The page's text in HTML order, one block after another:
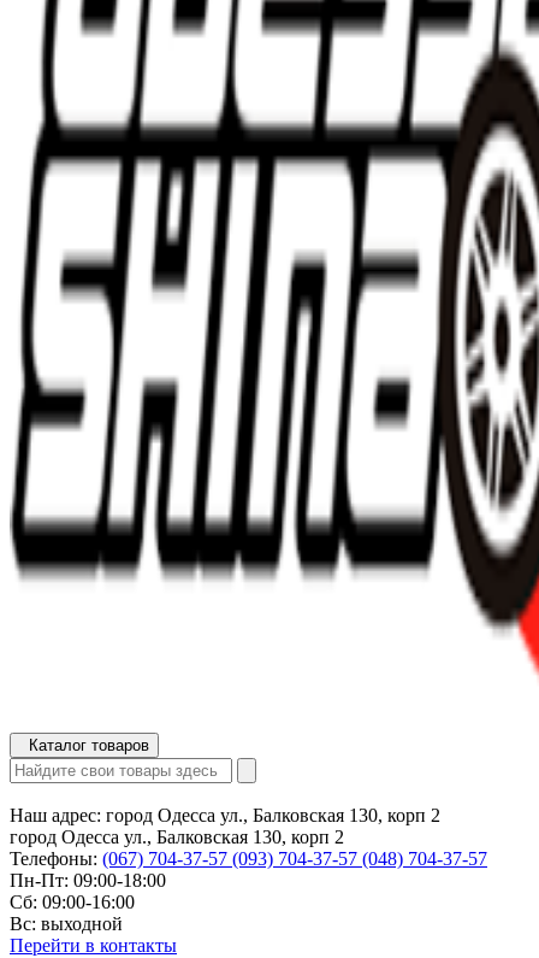
Каталог товаров
Наш адрес: город Одесса ул., Балковская 130, корп 2
город Одесса ул., Балковская 130, корп 2
Телефоны: (067) 704-37-57 (093) 704-37-57 (048) 704-37-57
Пн-Пт: 09:00-18:00
Сб: 09:00-16:00
Вс: выходной
Перейти в контакты